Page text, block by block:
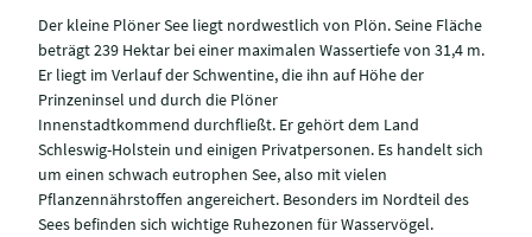
Der kleine Plöner See liegt nordwestlich von Plön. Seine Fläche
beträgt 239 Hektar bei einer maximalen Wassertiefe von 31,4 m.
Er liegt im Verlauf der Schwentine, die ihn auf Höhe der
Prinzeninsel und durch die Plöner
Innenstadtkommend durchfließt. Er gehört dem Land
Schleswig-Holstein und einigen Privatpersonen. Es handelt sich
um einen schwach eutrophen See, also mit vielen
Pflanzennährstoffen angereichert. Besonders im Nordteil des
Sees befinden sich wichtige Ruhezonen für Wasservögel.